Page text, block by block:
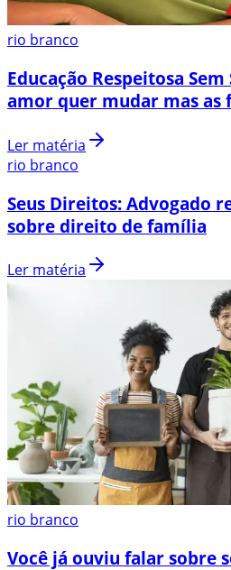
rio branco
Educação Respeitosa
amor quer mudar mas as
Ler matéria
rio branco
Seus Direitos: Advogado
sobre direito de família
Ler matéria
rio branco
Você já ouviu falar sobre